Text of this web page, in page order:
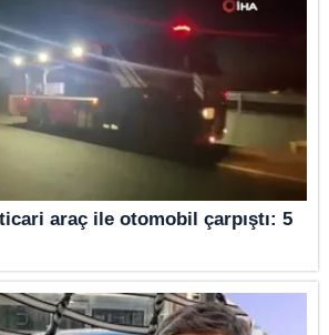
araç ile otomobil çarpıştı: 5